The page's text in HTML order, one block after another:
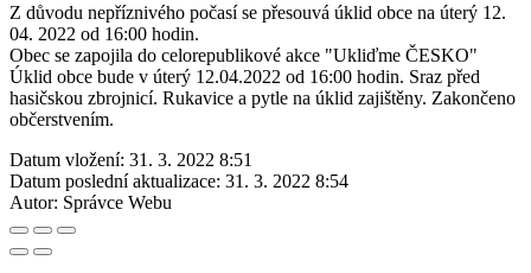
Z důvodu nepříznivého počasí se přesouvá úklid obce na úterý 12.
04. 2022 od 16:00 hodin.
Obec se zapojila do celorepublikové akce "Ukliďme ČESKO"
Úklid obce bude v úterý 12.04.2022 od 16:00 hodin. Sraz před
hasičskou zbrojnicí. Rukavice a pytle na úklid zajištěny. Zakončeno
občerstvením.
Datum vložení: 31. 3. 2022 8:51
Datum poslední aktualizace: 31. 3. 2022 8:54
Autor: Správce Webu